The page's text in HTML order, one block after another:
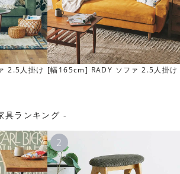
人掛け [幅165cm] RADY ソファ 2.5人掛け [
具ランキング -